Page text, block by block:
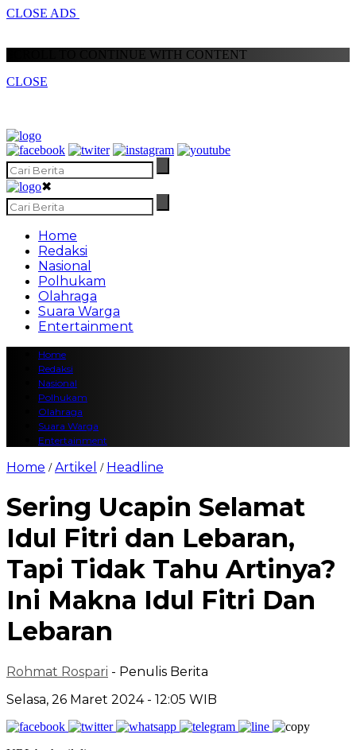
CLOSE ADS
SCROLL TO CONTINUE WITH CONTENT
CLOSE
✖
Home
Redaksi
Nasional
Polhukam
Olahraga
Suara Warga
Entertainment
Home
Redaksi
Nasional
Polhukam
Olahraga
Suara Warga
Entertainment
Home /Artikel / Headline
Sering Ucapin Selamat
Idul Fitri dan Lebaran,
Tapi Tidak Tahu Artinya?
Ini Makna Idul Fitri Dan
Lebaran
Rohmat Rospari - Penulis Berita
Selasa, 26 Maret 2024 - 12:05 WIB